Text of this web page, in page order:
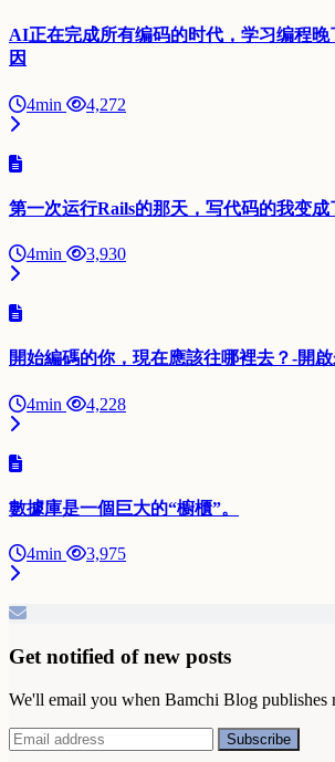
AI正在完成所有编码的时代，学习编程
因
4min 4,272
第一次运行Rails的那天，写代码的我变成
4min 3,930
開始編碼的你，現在應該往哪裡去？-開
4min 4,228
數據庫是一個巨大的“櫥櫃”。
4min 3,975
Get notified of new posts
We'll email you when Bamchi Blog publishes